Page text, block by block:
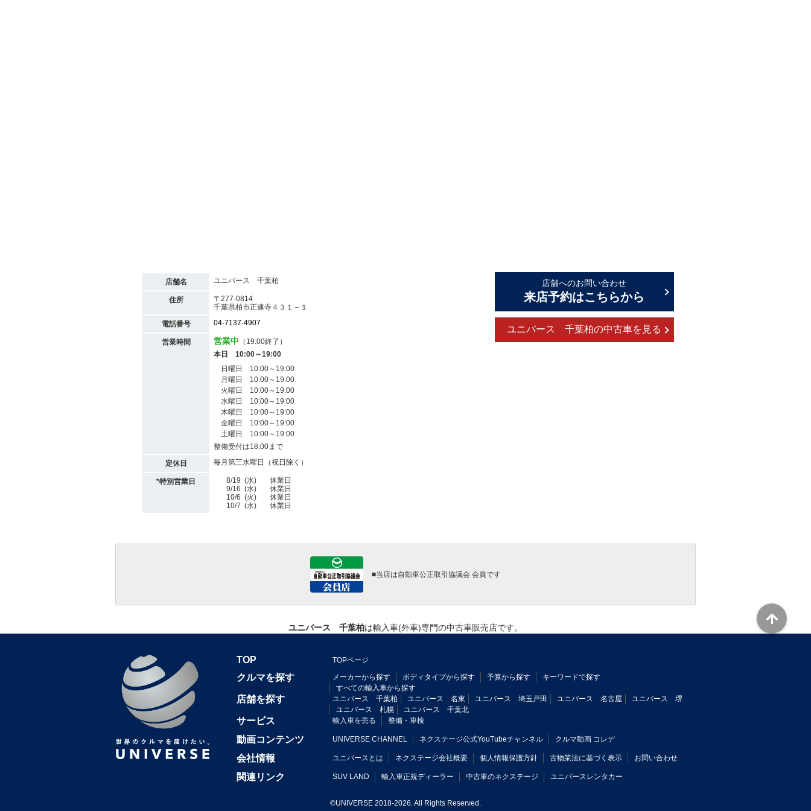
店舗名 ユニバース 千葉柏
住所
〒277-0814
千葉県柏市正連寺４３１－１
電話番号
04-7137-4907
営業時間 営業中 （19:00終了）
本日
10:00～19:00
日曜日
10:00～ 19:00
月曜日
10:00～ 19:00
火曜日
10:00～ 19:00
水曜日
10:00～ 19:00
木曜日
10:00～ 19:00
金曜日
10:00～ 19:00
土曜日
10:00～ 19:00
整備受付は18:00まで
定休日
毎月第三水曜日（祝日除く）
*特別営業日 8/19 (水)
休業日
9/16 (水)
休業日
10/6 (火)
休業日
10/7 (水) 休業日
店舗へのお問い合わせ
来店予約はこちらから
ユニバース 千葉柏の中古車を見る
■当店は自動車公正取引協議会 会員です
ユニバース 千葉柏は輸入車(外車)専門の中古車販売店です。
TOP TOPページ
クルマを探す メーカーから探す ボディタイプから探す 予算から探す
キーワードで探す
すべての輸入車から探す
店舗を探す ユニバース 千葉柏 ユニバース 名東 ユニバース 埼玉戸田 ユニバース 名古屋
ユニバース 堺
ユニバース 札幌
ユニバース 千葉北
サービス 輸入車を売る 整備・車検
動画コンテンツ UNIVERSE CHANNEL ネクステージ公式YouTubeチャンネル クルマ動画 コレデ
会社情報 ユニバースとは ネクステージ会社概要 個人情報保護方針 古物業法に基づく表示 お問い合わせ
関連リンク SUV LAND 輸入車正規ディーラー 中古車のネクステージ ユニバースレンタカー
©UNIVERSE 2018-2026. All Rights Reserved.